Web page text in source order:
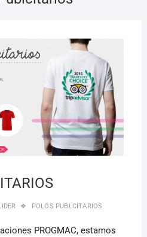
POLOS PUBLCITARIOS
PROGMAC, estamos